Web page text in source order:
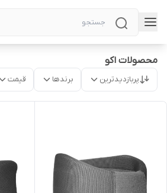
محصولات اکو
پربازدیدترین برندها قیمت